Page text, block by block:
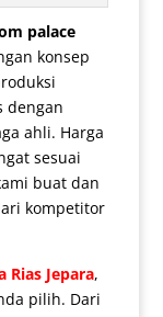
palace
konsep
dengan
ahli. Harga
sesuai
buat dan
kompetitor
Rias Jepara,
pilih. Dari